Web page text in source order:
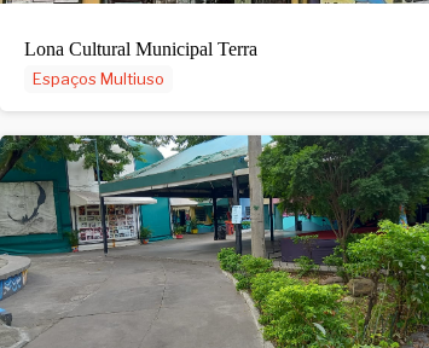
Lona Cultural Municipal Terra
Espaços Multiuso